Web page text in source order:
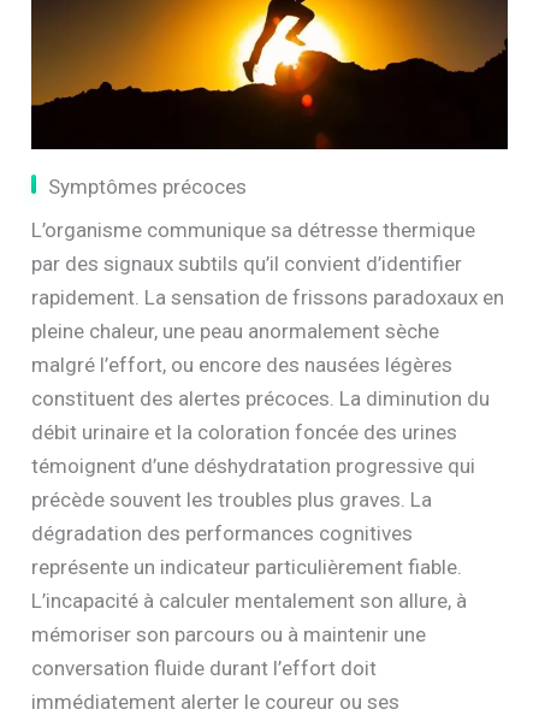
Symptômes précoces
L’organisme communique sa détresse thermique
par des signaux subtils qu’il convient d’identifier
rapidement. La sensation de frissons paradoxaux en
pleine chaleur, une peau anormalement sèche
malgré l’effort, ou encore des nausées légères
constituent des alertes précoces. La diminution du
débit urinaire et la coloration foncée des urines
témoignent d’une déshydratation progressive qui
précède souvent les troubles plus graves. La
dégradation des performances cognitives
représente un indicateur particulièrement fiable.
L’incapacité à calculer mentalement son allure, à
mémoriser son parcours ou à maintenir une
conversation fluide durant l’effort doit
immédiatement alerter le coureur ou ses